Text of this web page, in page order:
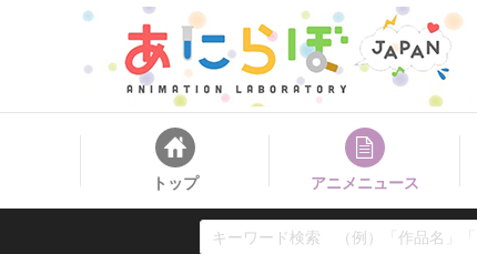
トップ アニメニュース